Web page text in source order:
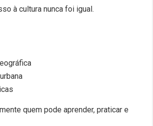
à cultura nunca foi igual.
quem pode aprender, praticar e